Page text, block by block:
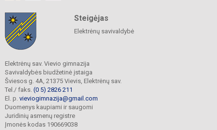
Steigėjas
Elektrėnų savivaldybė
Elektrėnų sav. Vievio gimnazija
Savivaldybės biudžetinė įstaiga
Šviesos g. 4A, 21375 Vievis, Elektrėnų sav.
Tel./ faks. (0 5) 2826 211
El. p. vieviogimnazija@gmail.com
Duomenys kaupiami ir saugomi
Juridinių asmenų registre
Įmonės kodas 190669038